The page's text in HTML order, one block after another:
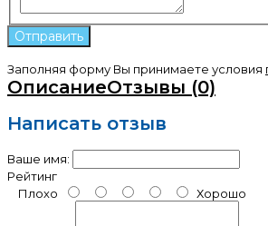
Заполняя форму Вы принимаете условия
ОписаниеОтзывы (0)
Написать отзыв
Ваше имя:
Рейтинг
Плохо
Хорошо